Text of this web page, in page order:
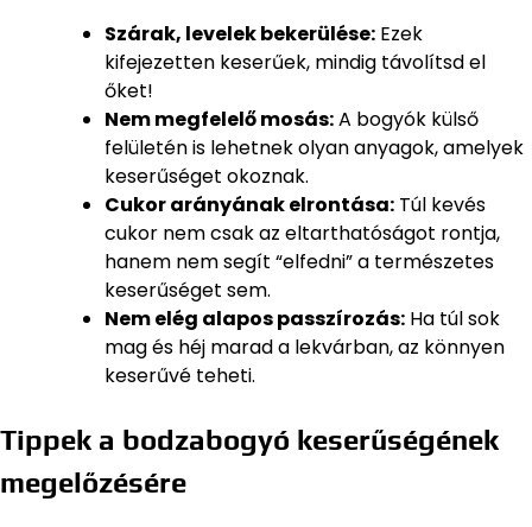
Szárak, levelek bekerülése: Ezek
kifejezetten keserűek, mindig távolítsd el
őket!
Nem megfelelő mosás:A bogyók külső
felületén is lehetnek olyan anyagok, amelyek
keserűséget okoznak.
Cukor arányának elrontása: Túl kevés
cukor nem csak az eltarthatóságot rontja,
hanem nem segít “elfedni” a természetes
keserűséget sem.
Nem elég alapos passzírozás: Ha túl sok
mag és héj marad a lekvárban, az könnyen
keserűvé teheti.
Tippek a bodzabogyó keserűségének
megelőzésére